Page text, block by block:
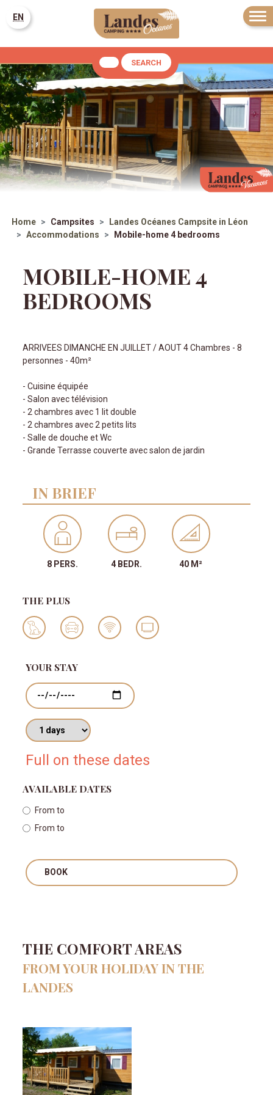
EN
SEARCH
Home Campsites Landes Océanes Campsite in Léon
Accommodations
Mobile-home 4 bedrooms
MOBILE-HOME 4
BEDROOMS
ARRIVEES DIMANCHE EN JUILLET / AOUT 4 Chambres - 8
personnes - 40m²
- Cuisine équipée
- Salon avec télévision
- 2 chambres avec 1 lit double
- 2 chambres avec 2 petits lits
- Salle de douche et Wc
- Grande Terrasse couverte avec salon de jardin
IN BRIEF
8 PERS. 4 BEDR. 40 M²
THE PLUS
YOUR STAY
Dates
Number of days
Full on these dates
AVAILABLE DATES
Fromto
Fromto
BOOK
THE COMFORT AREAS
FROM YOUR HOLIDAY IN THE
LANDES